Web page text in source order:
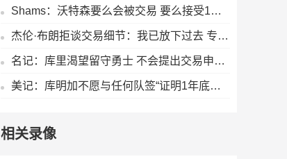
Shams：沃特森要么会被交易 要么接受1年650万的资质报价留队
杰伦·布朗拒谈交易细节：我已放下过去 专注当下
名记：库里渴望留守勇士 不会提出交易申请 他将与球队共进退
美记：库明加不愿与任何队签“证明1年底薪” 湖人仍是热门下家
相关录像